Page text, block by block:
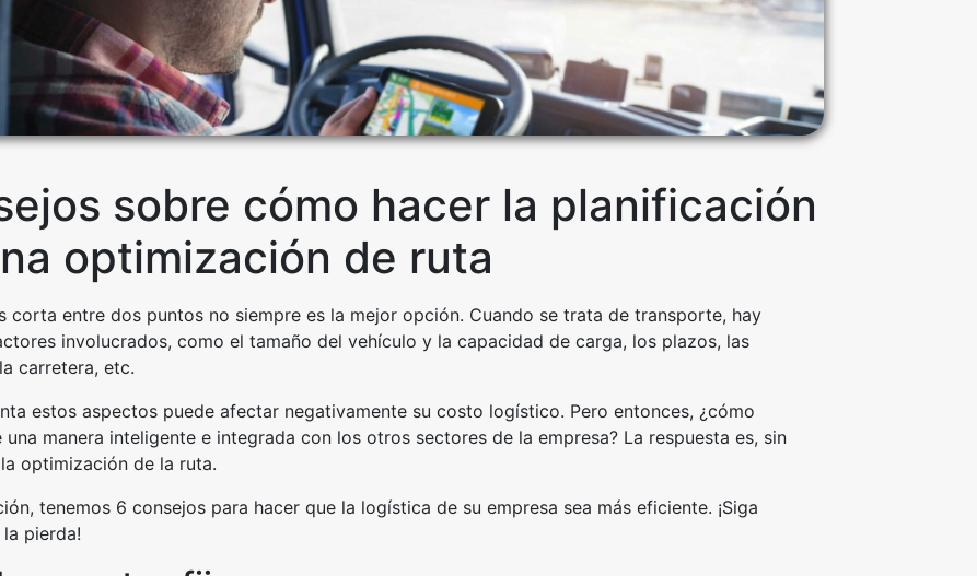
sobre cómo hacer la planificación
optimización de ruta
corta entre dos puntos no siempre es la mejor opción. Cuando se trata de transporte, hay
involucrados, como el tamaño del vehículo y la capacidad de carga, los plazos, las
carretera, etc.
estos aspectos puede afectar negativamente su costo logístico. Pero entonces, ¿cómo
manera inteligente e integrada con los otros sectores de la empresa? La respuesta es, sin
optimización de la ruta.
tenemos 6 consejos para hacer que la logística de su empresa sea más eficiente. ¡Siga
pierda!